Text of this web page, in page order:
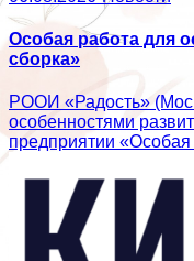
Особая работа для
сборка»
РООИ «Радость»
особенностями
предприятии «Особая